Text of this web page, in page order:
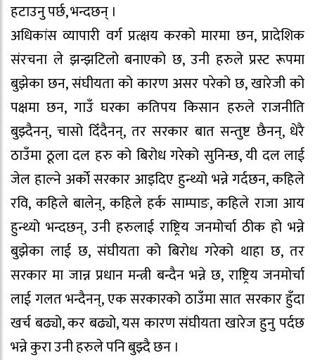
हटाउनु पर्छ, भन्दछन् ।
अधिकांस व्यापारी वर्ग प्रत्क्षय करको मारमा छन, प्रादेशिक
संरचना ले झन्झटिलो बनाएको छ, उनी हरुले प्रस्ट रूपमा
बुझेका छन, संघीयता को कारण असर परेको छ, खारेजी को
पक्षमा छन, गाउँ घरका कतिपय किसान हरुले राजनीति
बुझ्दैनन्, चासो दिँदैनन्, तर सरकार बात सन्तुष्ट छैनन्, धेरै
ठाउँमा ठूला दल हरु को बिरोध गरेको सुनिन्छ, यी दल लाई
जेल हाल्ने अर्को सरकार आइदिए हुन्थ्यो भन्ने गर्दछन, कहिले
रवि, कहिले बालेन्, कहिले हर्क साम्पाङ, कहिले राजा आय
हुन्थ्यो भन्दछन्, उनी हरुलाई राष्ट्रिय जनमोर्चा ठीक हो भन्ने
बुझेका लाई छ, संघीयता को बिरोध गरेको थाहा छ, तर
सरकार मा जान्न प्रधान मन्त्री बन्दैन भन्ने छ, राष्ट्रिय जनमोर्चा
लाई गलत भन्दैनन्, एक सरकारको ठाउँमा सात सरकार हुँदा
खर्च बढ्यो, कर बढ्यो, यस कारण संघीयता खारेज हुनु पर्दछ
भन्ने कुरा उनी हरुले पनि बुझ्दै छन ।